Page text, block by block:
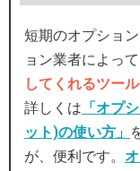
短期のオプショ
ョン業者によっ
してくれるツー
詳しくは 「オプ
ット)の使い方」
が、便利です。